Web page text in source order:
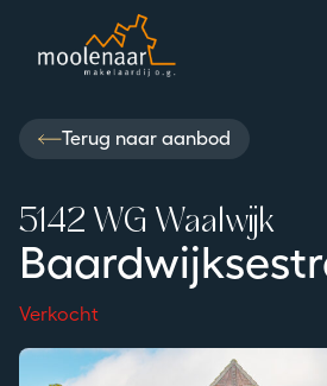
Moolenaar logo
Terug naar aanbod
5142 WG Waalwijk
Verkocht